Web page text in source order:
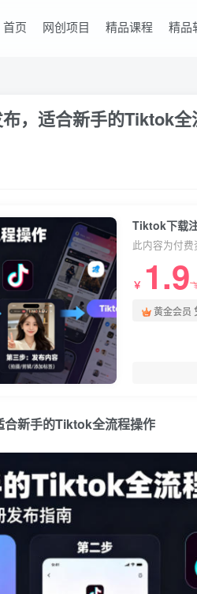
首页 网创项目 精品课程 精品
，适合新手的Tiktok全
Tiktok下载
此内容为付
￥ 1.9
黄金会员
新手的Tiktok全流程操作